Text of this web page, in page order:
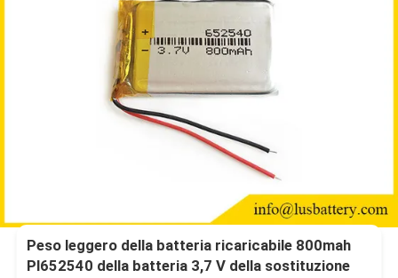
Peso leggero della batteria ricaricabile 800mah
Pl652540 della batteria 3,7 V della sostituzione